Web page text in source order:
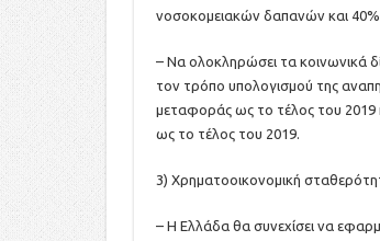
νοσοκομειακών δαπανών και
– Να ολοκληρώσει τα κοινωνικά
τον τρόπο υπολογισμού της
μεταφοράς ως το τέλος του 2019
ως το τέλος του 2019.
3) Χρηματοοικονομική
– Η Ελλάδα θα συνεχίσει να